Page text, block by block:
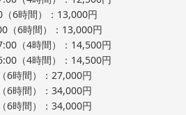
6時間）：13,000円
（6時間）：13,000円
（4時間）：14,500円
（4時間）：14,500円
6時間）：27,000円
6時間）：34,000円
6時間）：34,000円